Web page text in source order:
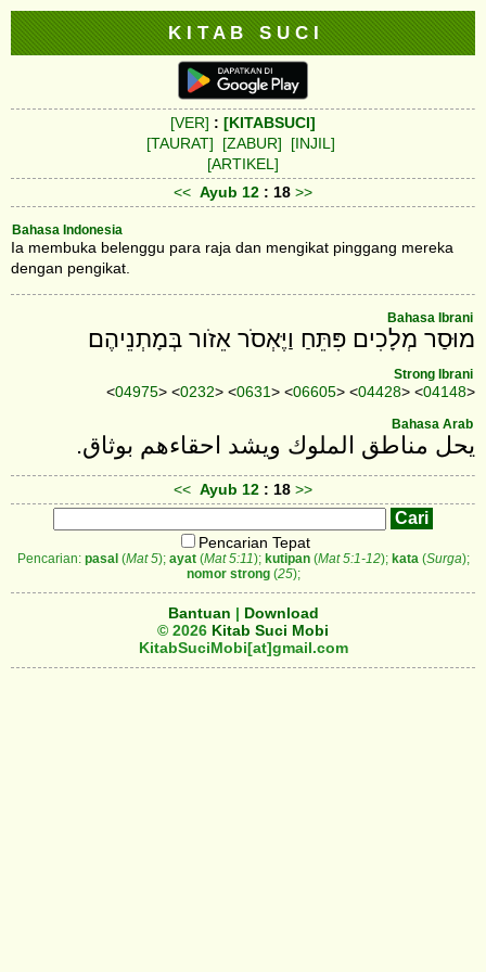
K I T A B S U C I
[VER] : [KITABSUCI]
[TAURAT]
[ZABUR]
[INJIL]
[ARTIKEL]
<< Ayub 12 : 18 >>
Bahasa Indonesia
Ia membuka belenggu para raja dan mengikat pinggang mereka
dengan pengikat.
Bahasa Ibrani
מוּסַר מְלָכִים פִּתֵּחַ וַיֶּאְסֹר אֵזֹור בְּמָתְנֵיהֶם׃
Strong Ibrani
<04975> <0232> <0631> <06605> <04428> <04148>
Bahasa Arab
يحل مناطق الملوك ويشد احقاءهم بوثاق.
<< Ayub 12 : 18 >>
Pencarian Tepat
Pencarian: pasal(Mat 5); ayat(Mat 5:11); kutipan(Mat 5:1-12); kata (Surga);
nomor strong(25);
Bantuan | Download
© 2026 Kitab Suci Mobi
KitabSuciMobi[at]gmail.com